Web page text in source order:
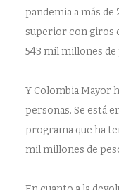
pandemia a más
superior con giros
543 mil millones de
Y Colombia Mayor
personas. Se está
programa que ha
mil millones de